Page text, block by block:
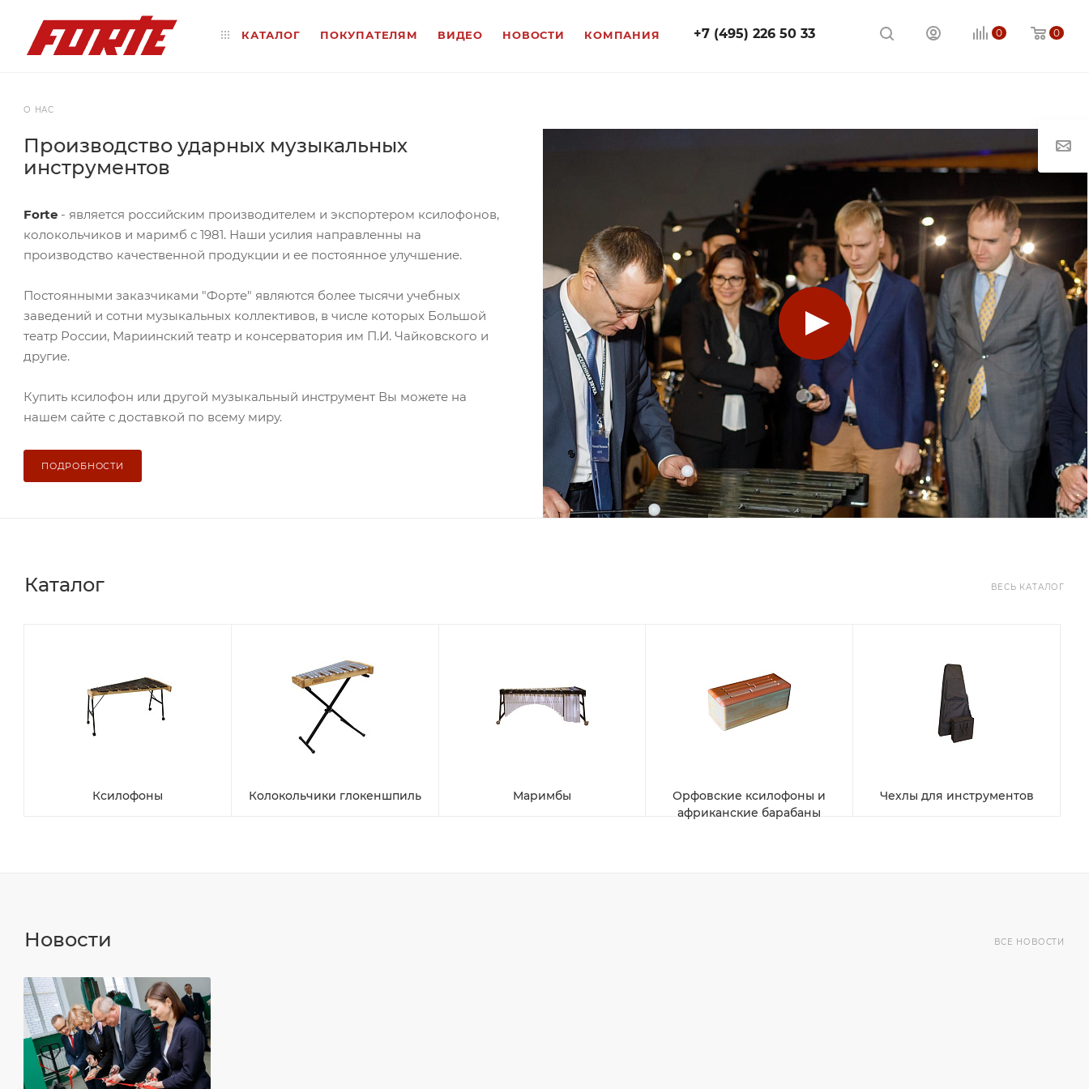
0 0
+7 (495) 226 50 33
КАТАЛОГ ПОКУПАТЕЛЯМ ВИДЕО НОВОСТИ КОМПАНИЯ
О НАС
Производство ударных музыкальных
инструментов
Forte - является российским производителем и экспортером ксилофонов,
колокольчиков и маримб с 1981. Наши усилия направленны на
производство качественной продукции и ее постоянное улучшение.
Постоянными заказчиками "Форте" являются более тысячи учебных
заведений и сотни музыкальных коллективов, в числе которых Большой
театр России, Мариинский театр и консерватория им П.И. Чайковского и
другие.
Купить ксилофон или другой музыкальный инструмент Вы можете на
нашем сайте с доставкой по всему миру.
ПОДРОБНОСТИ
Каталог ВЕСЬ КАТАЛОГ
Ксилофоны Колокольчики глокеншпиль Маримбы
Орфовские ксилофоны и
африканские барабаны
Чехлы для инструментов
Новости ВСЕ НОВОСТИ